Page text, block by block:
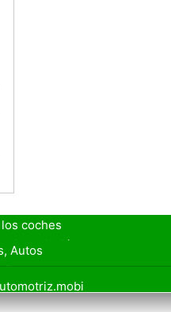
coches
Financiación
Autos